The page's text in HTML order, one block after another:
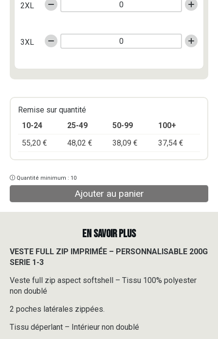
2XL
3XL
Remise sur quantité
10-24
25-49 50-99
100+
55,20 € 48,02 € 38,09 € 37,54 €
Quantité minimum : 10
Ajouter au panier
EN SAVOIR PLUS
VESTE FULL ZIP IMPRIMÉE – PERSONNALISABLE 200G
SERIE 1-3
Veste full zip aspect softshell – Tissu 100% polyester
non doublé
2 poches latérales zippées.
Tissu déperlant – Intérieur non doublé